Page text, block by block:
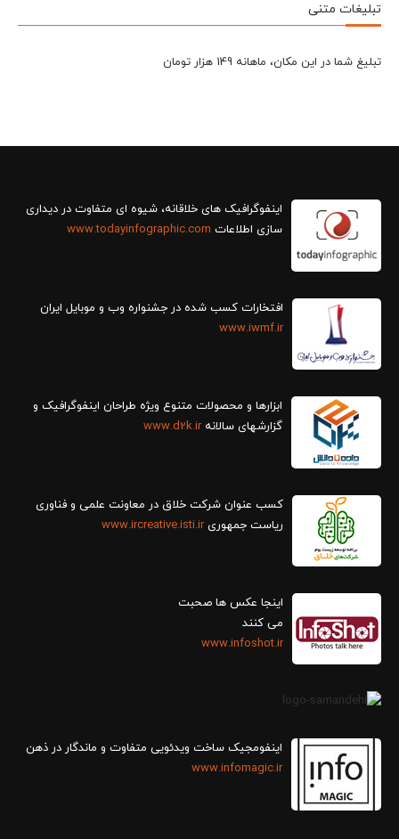
تبلیغات متنی
تبلیغ شما در این مکان، ماهانه 149 هزار تومان
سازی اطلاعات www.todayinfographic.com
افتخارات کسب شده در جشنواره وب و موبایل ایران
www.iwmf.ir
ابزارها و محصولات متنوع ویژه طراحان اینفوگرافیک و
گزارش‎های سالانه
www.d2k.ir
کسب عنوان شرکت خلاق در معاونت علمی و فناوری
ریاست جمهوریwww.ircreative.isti.ir
اینجا عکس ها صحبت
می کنند
www.infoshot.ir
اینفومجیک ساخت ویدئویی متفاوت و ماندگار در ذهن
www.infomagic.ir